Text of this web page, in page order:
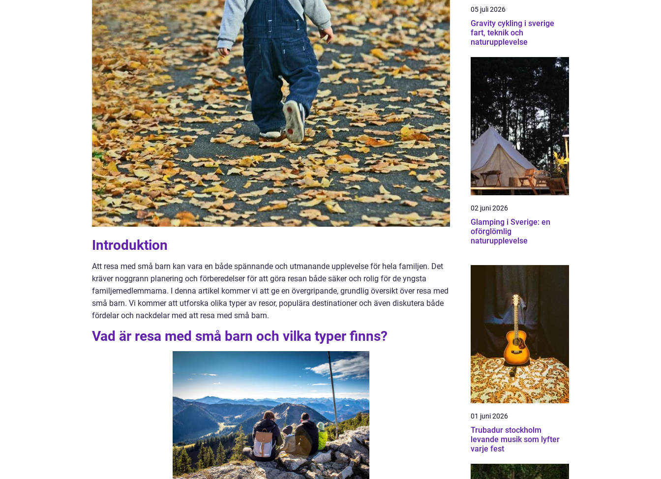
Introduktion
Att resa med små barn kan vara en både spännande och utmanande upplevelse för hela familjen. Det
kräver noggrann planering och förberedelser för att göra resan både säker och rolig för de yngsta
familjemedlemmarna. I denna artikel kommer vi att ge en övergripande, grundlig översikt över resa med
små barn. Vi kommer att utforska olika typer av resor, populära destinationer och även diskutera både
fördelar och nackdelar med att resa med små barn.
Vad är resa med små barn och vilka typer finns?
05 juli 2026
Gravity cykling i sverige
fart, teknik och
naturupplevelse
02 juni 2026
Glamping i Sverige: en
oförglömlig
naturupplevelse
01 juni 2026
Trubadur stockholm
levande musik som lyfter
varje fest